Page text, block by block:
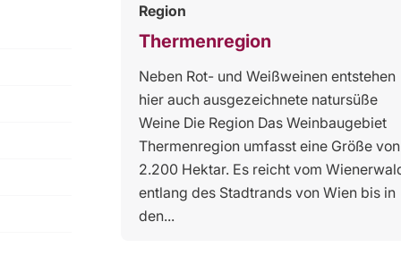
Region
Thermenregion
Neben Rot- und Weißweinen entstehen
hier auch ausgezeichnete natursüße
Weine Die Region Das Weinbaugebiet
Thermenregion umfasst eine Größe von
2.200 Hektar. Es reicht vom
entlang des Stadtrands von Wien bis in
den...